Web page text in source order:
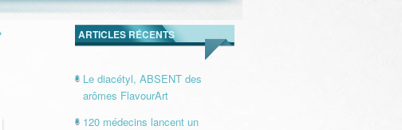
ARTICLES RÉCENTS
Le diacétyl, ABSENT des
arômes FlavourArt
120 médecins lancent un